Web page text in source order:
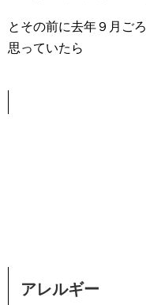
とその前に去年９月ご
思っていたら
アレルギー